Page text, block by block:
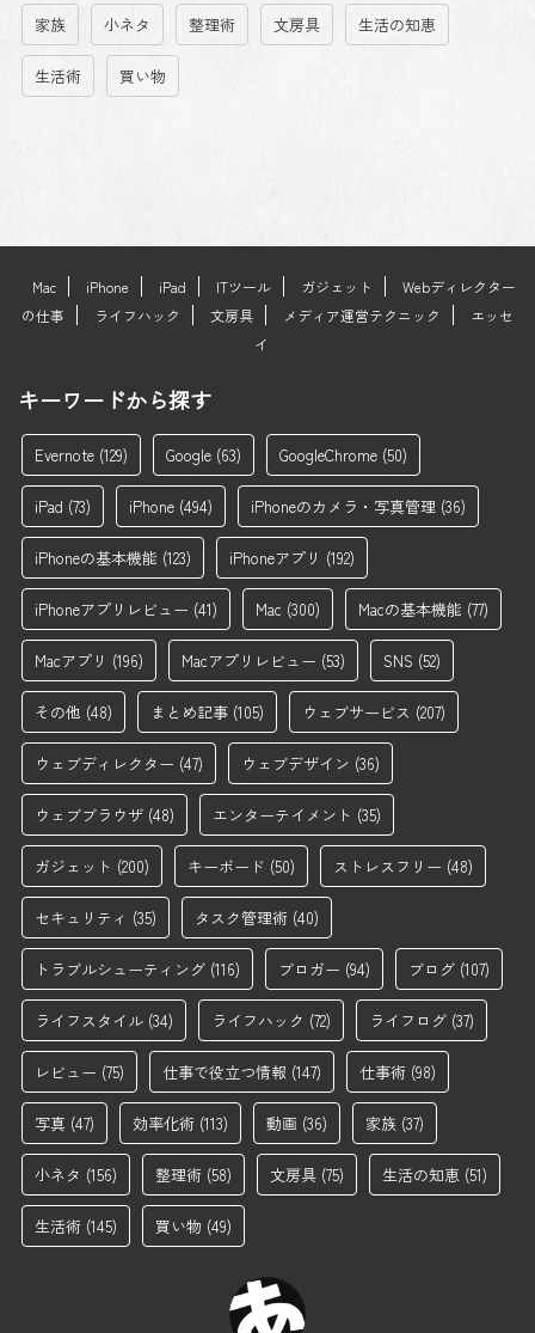
家族 小ネタ 整理術 文房具 生活の知恵
生活術 買い物
Mac iPhone iPad ITツール ガジェット
Webディレクター
の仕事
ライフハック 文房具 メディア運営テクニック
エッセ
イ
キーワードから探す
Evernote (129) Google (63) GoogleChrome (50)
iPad (73) iPhone (494) iPhoneのカメラ・写真管理 (36)
iPhoneの基本機能 (123) iPhoneアプリ (192)
iPhoneアプリレビュー (41) Mac (300) Macの基本機能 (77)
Macアプリ (196) Macアプリレビュー (53) SNS (52)
その他 (48) まとめ記事 (105) ウェブサービス (207)
ウェブディレクター (47) ウェブデザイン (36)
ウェブブラウザ (48) エンターテイメント (35)
ガジェット (200) キーボード (50) ストレスフリー (48)
セキュリティ (35) タスク管理術 (40)
トラブルシューティング (116) ブロガー (94) ブログ (107)
ライフスタイル (34) ライフハック (72) ライフログ (37)
レビュー (75) 仕事で役立つ情報 (147) 仕事術 (98)
写真 (47) 効率化術 (113) 動画 (36) 家族 (37)
小ネタ (156) 整理術 (58) 文房具 (75) 生活の知恵 (51)
生活術 (145) 買い物 (49)